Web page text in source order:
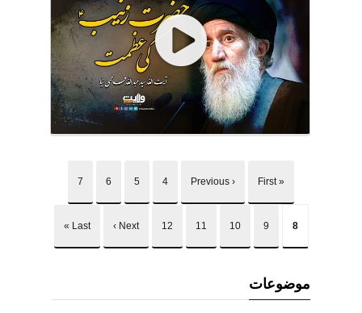
« First
‹ Previous
4
5
6
7
8
9
10
11
12
Next ›
Last »
موضوعات